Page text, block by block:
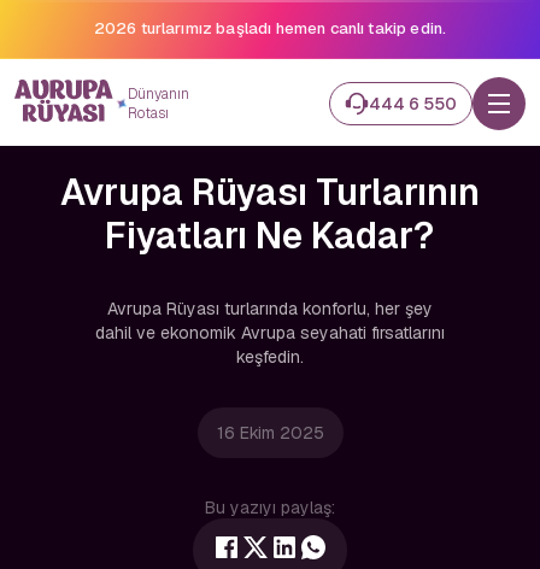
2026 turlarımız başladı hemen canlı takip edin.
Dünyanın
Rotası
444 6 550
Avrupa Rüyası Turlarının
Fiyatları Ne Kadar?
Avrupa Rüyası turlarında konforlu, her şey
dahil ve ekonomik Avrupa seyahati fırsatlarını
keşfedin.
16 Ekim 2025
Bu yazıyı paylaş: